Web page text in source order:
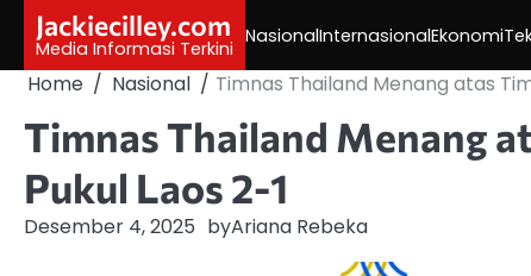
content
Jackiecilley.com
Media Informasi Terkini
NasionalInternasionalEkonomi
Home Nasional Timnas Thailand Menang atas
Timnas Thailand Menang
Pukul Laos 2-1
Desember 4, 2025 byAriana Rebeka